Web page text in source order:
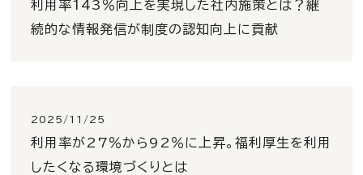
利用率143％向上を実現した社内施策とは？継
続的な情報発信が制度の認知向上に貢献
2025/11/25
利用率が27％から92％に上昇。福利厚生を利用
したくなる環境づくりとは